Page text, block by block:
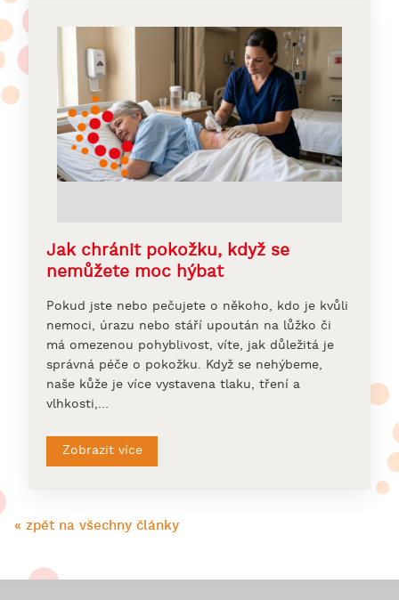
Jak chránit pokožku, když se
nemůžete moc hýbat
Pokud jste nebo pečujete o někoho, kdo je kvůli
nemoci, úrazu nebo stáří upoután na lůžko či
má omezenou pohyblivost, víte, jak důležitá je
správná péče o pokožku. Když se nehýbeme,
naše kůže je více vystavena tlaku, tření a
vlhkosti,…
Zobrazit více
« zpět na všechny články